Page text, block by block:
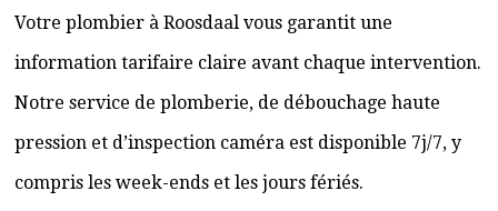
Votre plombier à Roosdaal vous garantit une
information tarifaire claire avant chaque intervention.
Notre service de plomberie, de débouchage haute
pression et d’inspection caméra est disponible 7j/7, y
compris les week-ends et les jours fériés.